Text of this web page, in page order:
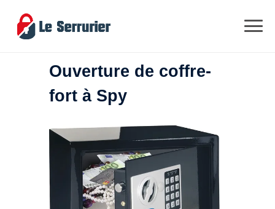
Ouverture de coffre-
fort à Spy